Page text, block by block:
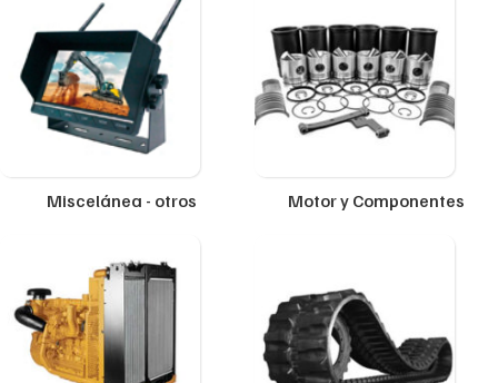
Miscelánea - otros Motor y Componentes